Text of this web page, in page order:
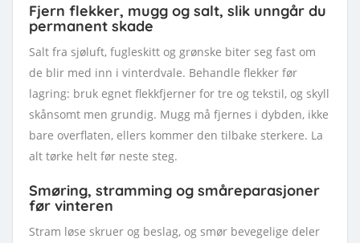
Fjern flekker, mugg og salt, slik unngår du
permanent skade
Salt fra sjøluft, fugleskitt og grønske biter seg fast om
de blir med inn i vinterdvale. Behandle flekker før
lagring: bruk egnet flekkfjerner for tre og tekstil, og skyll
skånsomt men grundig. Mugg må fjernes i dybden, ikke
bare overflaten, ellers kommer den tilbake sterkere. La
alt tørke helt før neste steg.
Smøring, stramming og småreparasjoner
før vinteren
Stram løse skruer og beslag, og smør bevegelige deler